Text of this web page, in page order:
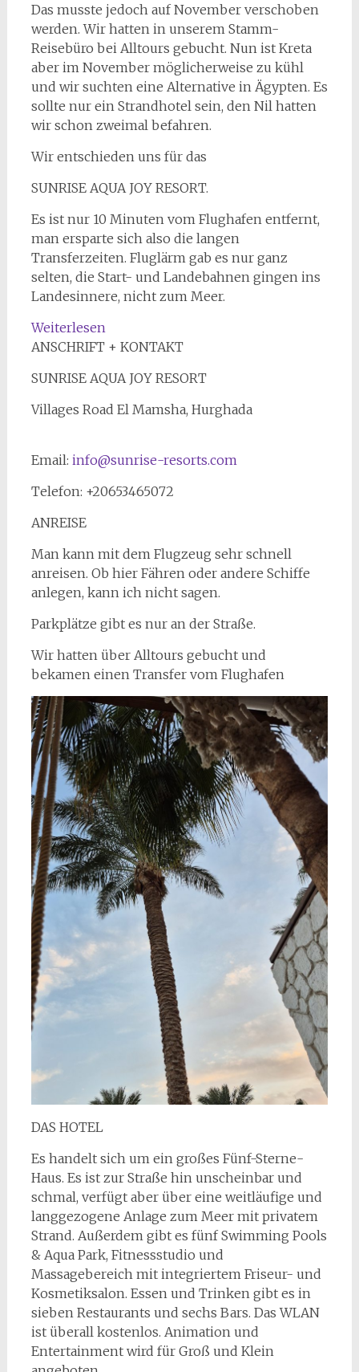
Das musste jedoch auf November verschoben
werden. Wir hatten in unserem Stamm-
Reisebüro bei Alltours gebucht. Nun ist Kreta
aber im November möglicherweise zu kühl
und wir suchten eine Alternative in Ägypten. Es
sollte nur ein Strandhotel sein, den Nil hatten
wir schon zweimal befahren.
Wir entschieden uns für das
SUNRISE AQUA JOY RESORT.
Es ist nur 10 Minuten vom Flughafen entfernt,
man ersparte sich also die langen
Transferzeiten. Fluglärm gab es nur ganz
selten, die Start- und Landebahnen gingen ins
Landesinnere, nicht zum Meer.
Weiterlesen:
Weihnachtsdeko
30
°C.
Joy
Hurghada.
ANSCHRIFT + KONTAKT
SUNRISE AQUA JOY RESORT
Villages Road El Mamsha, Hurghada
Email: info@sunrise-resorts.com
Telefon: +20653465072
ANREISE
Man kann mit dem Flugzeug sehr schnell
anreisen. Ob hier Fähren oder andere Schiffe
anlegen, kann ich nicht sagen.
Parkplätze gibt es nur an der Straße.
Wir hatten über Alltours gebucht und
bekamen einen Transfer vom Flughafen
DAS HOTEL
Es handelt sich um ein großes Fünf-Sterne-
Haus. Es ist zur Straße hin unscheinbar und
schmal, verfügt aber über eine weitläufige und
langgezogene Anlage zum Meer mit privatem
Strand. Außerdem gibt es fünf Swimming Pools
& Aqua Park, Fitnessstudio und
Massagebereich mit integriertem Friseur- und
Kosmetiksalon. Essen und Trinken gibt es in
sieben Restaurants und sechs Bars. Das WLAN
ist überall kostenlos. Animation und
Entertainment wird für Groß und Klein